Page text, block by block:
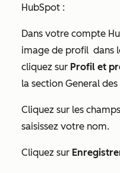
HubSpot :
Dans votre compte
image de profil dans
cliquez sur Profil et
la section General
Cliquez sur les champs
saisissez votre nom.
Cliquez sur